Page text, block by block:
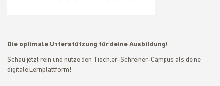
Die optimale Unterstützung für deine Ausbildung!
Schau jetzt rein und nutze den Tischler-Schreiner-Campus als deine
digitale Lernplattform!